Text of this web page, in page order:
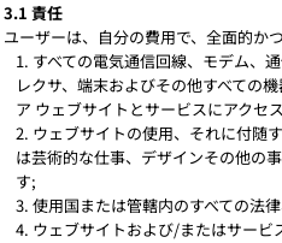
3.1 責任
ユーザーは、自分の費用で、全面的か
すべての電気通信回線、モデム、
レクサ、端末およびその他すべての
ア ウェブサイトとサービスにアクセ
ウェブサイトの使用、それに付随
は芸術的な仕事、デザインその他の
す;
使用国または管轄内のすべての法
ウェブサイトおよび/またはサー